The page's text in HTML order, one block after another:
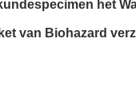
het
van Biohazard